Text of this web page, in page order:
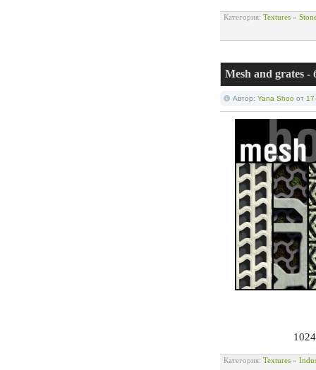
Категория: Textures »
Mesh and grates
Автор: Yana Shoo от
Категория: Textures »